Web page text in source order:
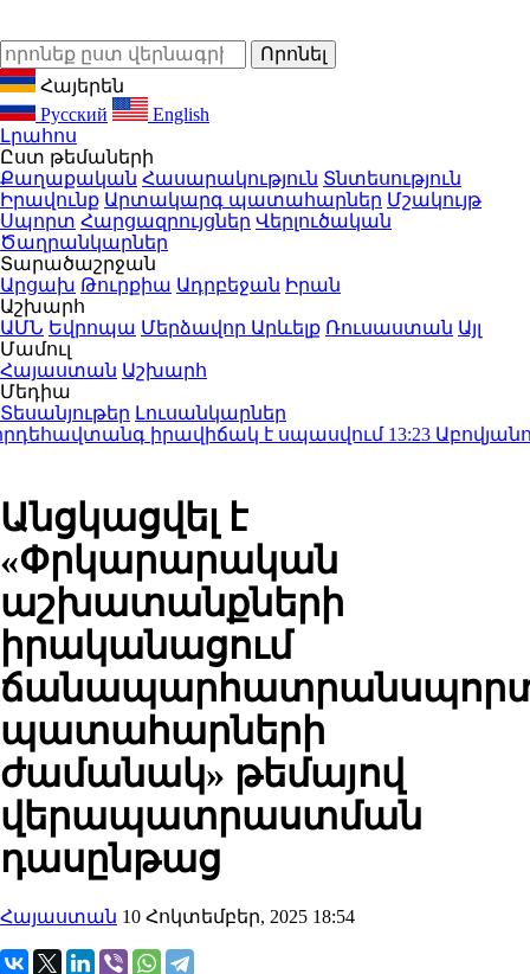
Հայերեն
Русский
English
Լրահոս
Ըստ թեմաների
Քաղաքական Հասարակություն Տնտեսություն
Իրավունք Արտակարգ պատահարներ Մշակույթ
Սպորտ Հարցազրույցներ Վերլուծական
Ծաղրանկարներ
Տարածաշրջան
Արցախ Թուրքիա Ադրբեջան Իրան
Աշխարհ
ԱՄՆ Եվրոպա Մերձավոր Արևելք Ռուսաստան Այլ
Մամուլ
Հայաստան Աշխարհ
Մեդիա
Տեսանյութեր Լուսանկարներ
իրավիճակ է սպասվում13:23Աբովյանում
Անցկացվել է
«Փրկարարական
աշխատանքների
իրականացում
պատահարների
ժամանակ» թեմայով
վերապատրաստման
դասընթաց
Հայաստան 10 Հոկտեմբեր, 2025 18:54